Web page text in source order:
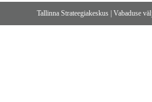
Tallinna Strateegiakeskus |Vabaduse